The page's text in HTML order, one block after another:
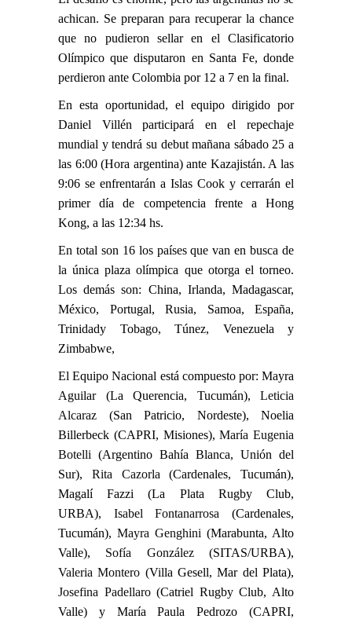
achican. Se preparan para recuperar la chance
que no pudieron sellar en el Clasificatorio
Olímpico que disputaron en Santa Fe, donde
perdieron ante Colombia por 12 a 7 en la final.
En esta oportunidad, el equipo dirigido por
Daniel Villén participará en el repechaje
mundial y tendrá su debut mañana sábado 25 a
las 6:00 (Hora argentina) ante Kazajistán. A las
9:06 se enfrentarán a Islas Cook y cerrarán el
primer día de competencia frente a Hong
Kong, a las 12:34 hs.
En total son 16 los países que van en busca de
la única plaza olímpica que otorga el torneo.
Los demás son: China, Irlanda, Madagascar,
México, Portugal, Rusia, Samoa, España,
Trinidady Tobago, Túnez, Venezuela y
Zimbabwe,
El Equipo Nacional está compuesto por: Mayra
Aguilar (La Querencia, Tucumán), Leticia
Alcaraz (San Patricio, Nordeste), Noelia
Billerbeck (CAPRI, Misiones),María Eugenia
Botelli (Argentino Bahía Blanca, Unión del
Sur), Rita Cazorla (Cardenales, Tucumán),
Magalí Fazzi (La Plata Rugby Club,
URBA), Isabel Fontanarrosa (Cardenales,
Tucumán), Mayra Genghini (Marabunta, Alto
Valle), Sofía González(SITAS/URBA),
Valeria Montero (Villa Gesell, Mar del Plata),
Josefina Padellaro(Catriel Rugby Club, Alto
Valle) y María Paula Pedrozo (CAPRI,